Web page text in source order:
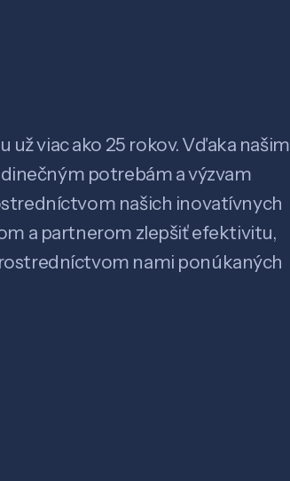
viac ako 25 rokov. Vďaka našim
potrebám a výzvam
našich inovatívnych
a partnerom zlepšiť efektivitu,
nami ponúkaných